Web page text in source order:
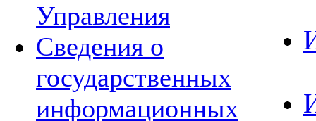
Управления
Сведения о
государственных
информационных